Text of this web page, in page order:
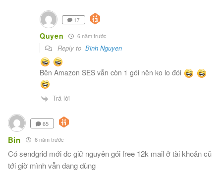
17
Quyen 6 năm trước
Reply to Binh Nguyen
Bên Amazon SES vẫn còn 1 gói nên ko lo đói
Trả lời
65
Bin 6 năm trước
Có sendgrid mới đc giữ nguyên gói free 12k mail ở tài khoản cũ
tới giờ mình vẫn đang dùng